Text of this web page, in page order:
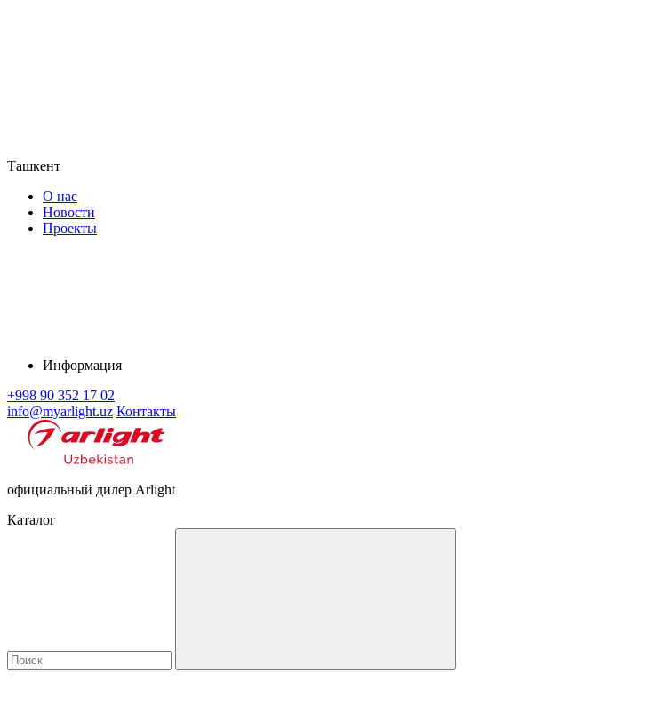
Ташкент
О нас
Новости
Проекты
Информация
+998 90 352 17 02
info@myarlight.uz Контакты
официальный дилер Arlight
Каталог